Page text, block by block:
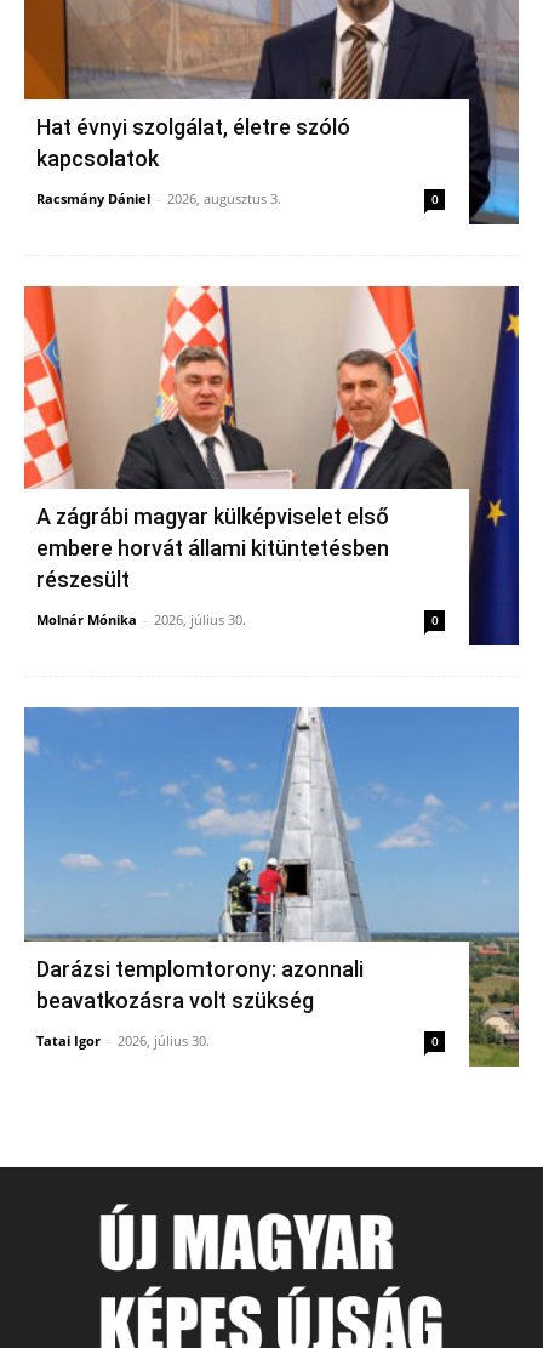
Hat évnyi szolgálat, életre szóló
kapcsolatok
Racsmány Dániel - 2026, augusztus 3. 0
A zágrábi magyar külképviselet első
embere horvát állami kitüntetésben
részesült
Molnár Mónika - 2026, július 30. 0
Darázsi templomtorony: azonnali
beavatkozásra volt szükség
Tatai Igor - 2026, július 30. 0